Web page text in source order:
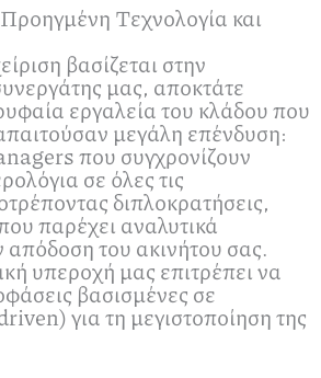
Τεχνολογία και
βασίζεται στην
μας, αποκτάτε
εργαλεία του κλάδου που
μεγάλη επένδυση:
που συγχρονίζουν
σε όλες τις
διπλοκρατήσεις,
παρέχει αναλυτικά
απόδοση του ακινήτου σας.
υπεροχή μας επιτρέπει να
βασισμένες σε
για τη μεγιστοποίηση της